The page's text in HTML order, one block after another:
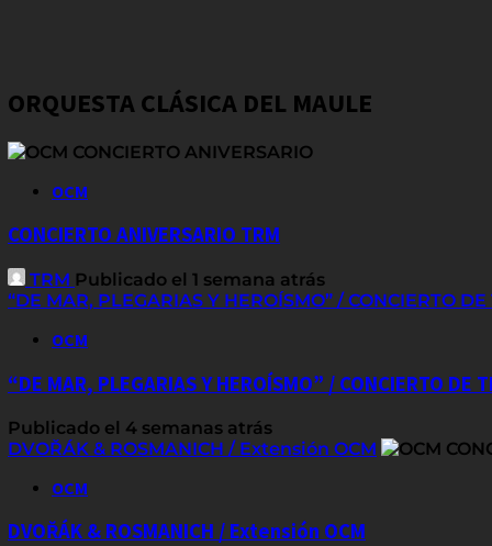
ORQUESTA CLÁSICA DEL MAULE
OCM
CONCIERTO ANIVERSARIO TRM
TRM Publicado el 1 semana atrás
“DE MAR, PLEGARIAS Y HEROÍSMO” / CONCIERTO
OCM
“DE MAR, PLEGARIAS Y HEROÍSMO” / CONCIERTO DE
Publicado el 4 semanas atrás
DVOŘÁK & ROSMANICH / Extensión OCM
OCM
DVOŘÁK & ROSMANICH / Extensión OCM